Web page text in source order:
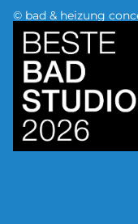
© bad & heizung